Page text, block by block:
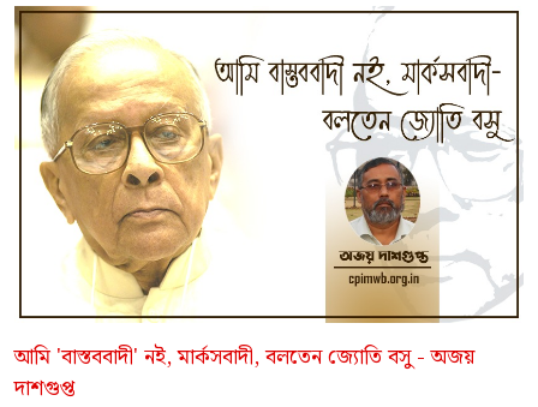
আমি 'বাস্তববাদী' নই, মার্কসবাদী, বলতেন জ্যোতি বসু - অজয়
দাশগুপ্ত